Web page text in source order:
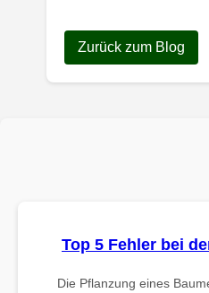
Zurück zum Blog
Top 5 Fehler bei
Die Pflanzung eines